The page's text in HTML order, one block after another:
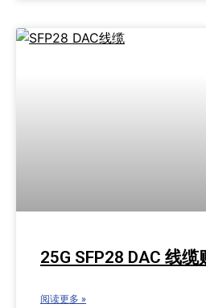
25G SFP28 DAC 线
阅读更多 »